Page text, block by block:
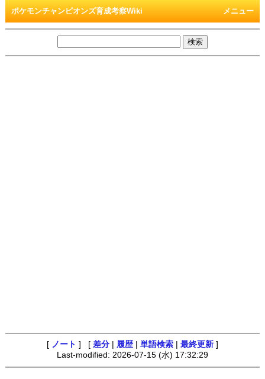
メニュー
ポケモンチャンピオンズ育成考察Wiki
[ ノート ] [ 差分 履歴 単語検索 最終更新 ]
Last-modified: 2026-07-15 (水) 17:32:29